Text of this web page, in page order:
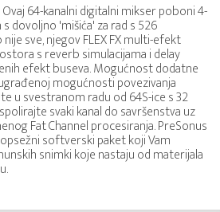
64-kanalni digitalni mikser poboni 4-
dovoljno 'mišića' za rad s 526
sve, njegov FLEX FX multi-efekt
s reverb simulacijama i delay
efekt buseva. Mogućnost dodatne
mogućnosti povezivanja
u svestranom radu od 64S-ice s 32
svaki kanal do savršenstva uz
Fat Channel procesiranja. PreSonus
softverski paket koji Vam
snimki koje nastaju od materijala